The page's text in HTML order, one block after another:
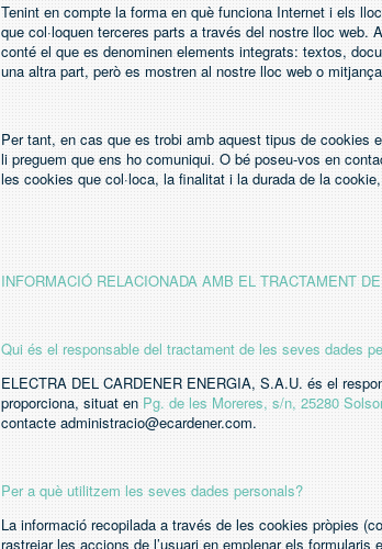
Tenint en compte la forma en què funciona Internet i els
que col·loquen terceres parts a través del nostre lloc web.
conté el que es denominen elements integrats: textos,
una altra part, però es mostren al nostre lloc web o
Per tant, en cas que es trobi amb aquest tipus de cookies
li preguem que ens ho comuniqui. O bé poseu-vos en
les cookies que col·loca, la finalitat i la durada de la
INFORMACIÓ RELACIONADA AMB EL TRACTAMENT
Qui és el responsable del tractament de les seves dades
ELECTRA DEL CARDENER ENERGIA, S.A.U. és el
proporciona, situat en Pg. de les Moreres, s/n, 25280
contacte administracio@ecardener.com.
Per a què utilitzem les seves dades personals?
La informació recopilada a través de les cookies pròpies
rastrejar les accions de l’usuari en emplenar els